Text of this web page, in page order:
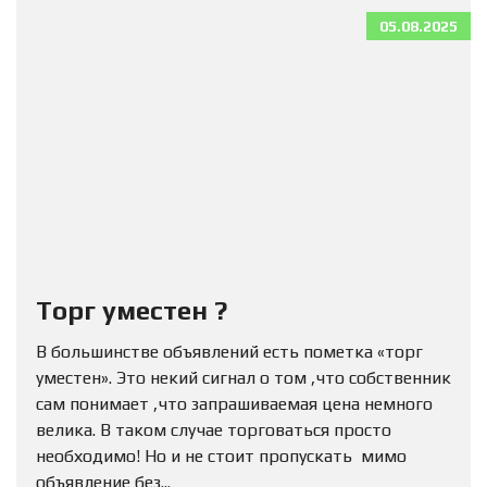
05.08.2025
Торг уместен ?
В большинстве объявлений есть пометка «торг
уместен». Это некий сигнал о том ,что собственник
сам понимает ,что запрашиваемая цена немного
велика. В таком случае торговаться просто
необходимо! Но и не стоит пропускать мимо
объявление без...